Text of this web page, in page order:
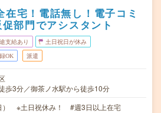
在宅！電話無し！電子コミ
部門でアシスタント
支給あり 土日祝日が休み
OK 派遣
歩3分／御茶ノ水駅から徒歩10分
） ※土日祝休み！ #週3日以上在宅